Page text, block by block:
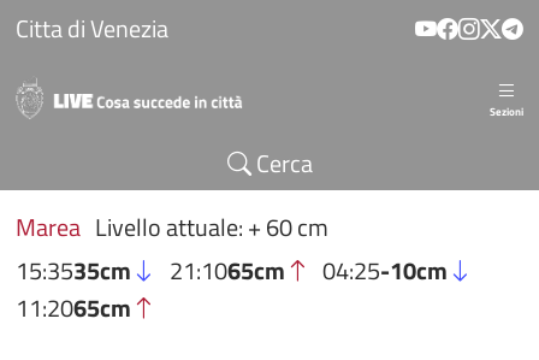
Salta al contenuto principale
Citta di Venezia
Sezioni
Cerca
Marea Livello attuale: + 60 cm
15:3535cm 21:1065cm 04:25-10cm
11:2065cm